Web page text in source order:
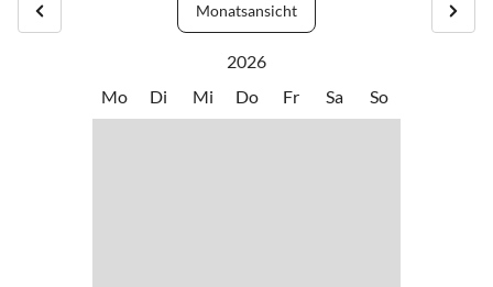
Monatsansicht
2026
Mo
Di Mi Do Fr Sa So